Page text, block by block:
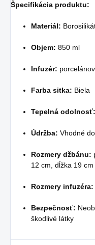
Špecifikácia produktu:
Materiál:
Objem: 850 ml
Infuzér:
Farba sitka: Biela
Tepelná odolnosť:
Údržba: Vhodné
Rozmery džbánu:
12 cm, dĺžka 19 cm
Rozmery infuzéra:
Bezpečnosť:
škodlivé látky